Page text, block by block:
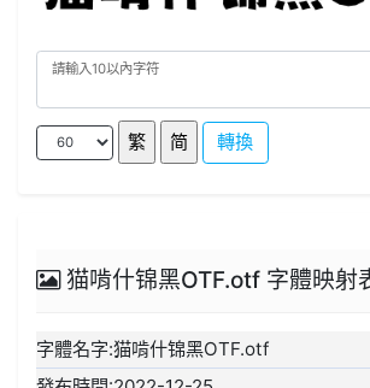
轉換
猫啃什锦黑OTF.otf 字體映射
字體名字:猫啃什锦黑OTF.otf